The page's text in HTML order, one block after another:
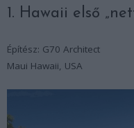
1. Hawaii első
Építész: G70 Architect
Maui Hawaii, USA